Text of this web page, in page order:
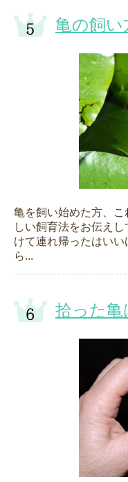
亀の飼い
亀を飼い始めた方、
しい飼育法をお伝え
けて連れ帰ったはい
ら...
拾った亀